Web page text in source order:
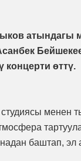
атындагы
өттү.
менен
баштап, эл